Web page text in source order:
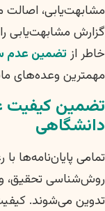
مشابهت‌یابی، اصالت
گزارش مشابهت‌یابی
خاطر ازتضمین عدم
مهمترین وعده‌های
تضمین کیفیت
دانشگاهی
تمامی پایان‌نامه‌ها
روش‌شناسی تحقیق، و
تدوین می‌شوند.